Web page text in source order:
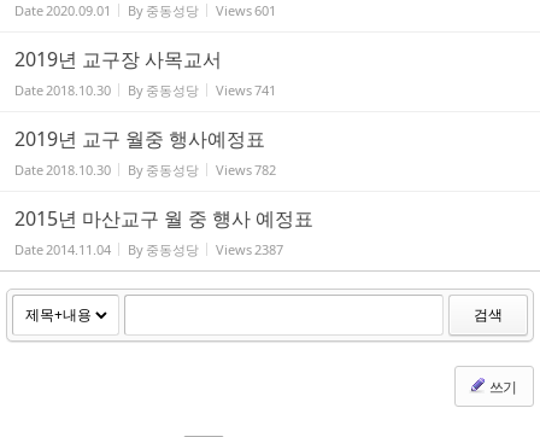
Date2020.09.01 By 중동성당 Views601
2019년 교구장 사목교서
Date2018.10.30 By 중동성당 Views741
2019년 교구 월중 행사예정표
Date2018.10.30 By 중동성당 Views782
2015년 마산교구 월 중 헁사 예정표
Date2014.11.04 By 중동성당 Views2387
검색
쓰기